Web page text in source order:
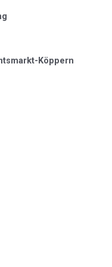
Köppern